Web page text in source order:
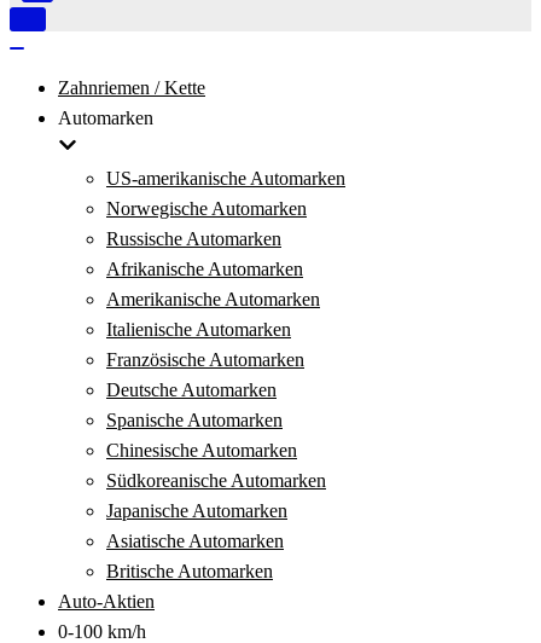
Navigation
Zahnriemen / Kette
Automarken
US-amerikanische Automarken
Norwegische Automarken
Russische Automarken
Afrikanische Automarken
Amerikanische Automarken
Italienische Automarken
Französische Automarken
Deutsche Automarken
Spanische Automarken
Chinesische Automarken
Südkoreanische Automarken
Japanische Automarken
Asiatische Automarken
Britische Automarken
Auto-Aktien
0-100 km/h